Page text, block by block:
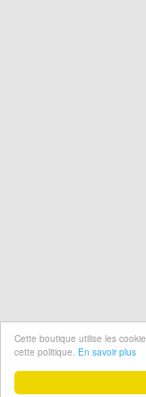
Cette boutique utilise les
cette politique. En savoir plus